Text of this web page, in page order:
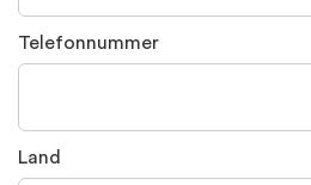
Telefonnummer
Land